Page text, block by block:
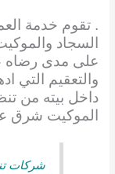
. تقوم خدمة
السجاد
على مدى رضاه
والتعقيم التي
داخل بيته من
الموكيت شرق
شركات